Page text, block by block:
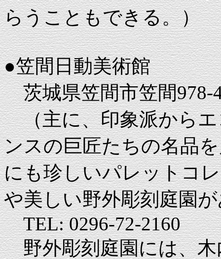
らうこともできる。）
●笠間日動美術館
茨城県笠間市笠間978-
（主に、印象派からエ
ンスの巨匠たちの名品
にも珍しいパレットコ
や美しい野外彫刻庭園
TEL: 0296-72-2160
野外彫刻庭園には、木